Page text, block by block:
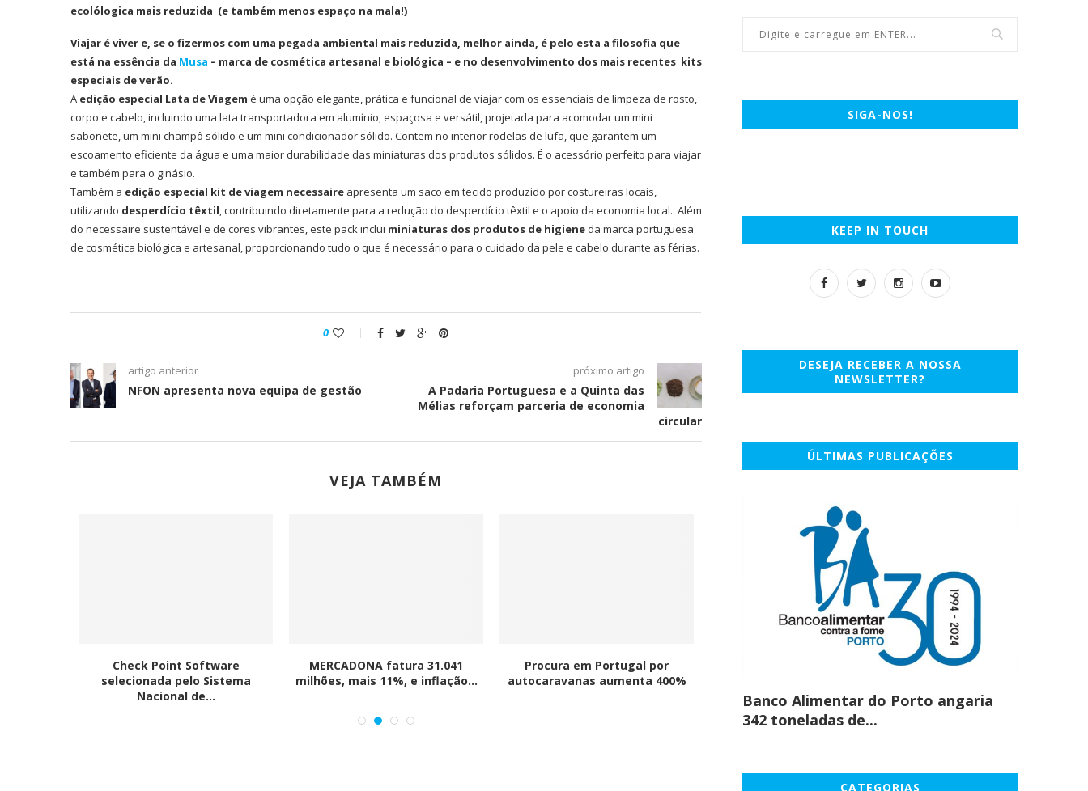
ecolólogica mais reduzida (e também menos espaço na mala!)
Viajar é viver e, se o fizermos com uma pegada ambiental mais reduzida, melhor ainda, é pelo esta a filosofia que
está na essência da Musa – marca de cosmética artesanal e biológica – e no desenvolvimento dos mais recentes kits
especiais de verão.
A edição especial Lata de Viagem é uma opção elegante, prática e funcional de viajar com os essenciais de limpeza de rosto,
corpo e cabelo, incluindo uma lata transportadora em alumínio, espaçosa e versátil, projetada para acomodar um mini
sabonete, um mini champô sólido e um mini condicionador sólido. Contem no interior rodelas de lufa, que garantem um
escoamento eficiente da água e uma maior durabilidade das miniaturas dos produtos sólidos. É o acessório perfeito para viajar
e também para o ginásio.
Também a edição especial kit de viagem necessaire apresenta um saco em tecido produzido por costureiras locais,
utilizando desperdício têxtil, contribuindo diretamente para a redução do desperdício têxtil e o apoio da economia local. Além
do necessaire sustentável e de cores vibrantes, este pack inclui miniaturas dos produtos de higiene da marca portuguesa
de cosmética biológica e artesanal, proporcionando tudo o que é necessário para o cuidado da pele e cabelo durante as férias.
0
artigo anterior
NFON apresenta nova equipa de gestão
próximo artigo
A Padaria Portuguesa e a Quinta das
Mélias reforçam parceria de economia
circular
VEJA TAMBÉM
Check Point Software
selecionada pelo Sistema
Nacional de...
MERCADONA fatura 31.041
milhões, mais 11%, e inflação...
Procura em Portugal por
autocaravanas aumenta 400%
Kia EV6 e Kia Niro vão disputar
Cerveja Sagres® lança
SIGA-NOS!
KEEP IN TOUCH
DESEJA RECEBER A NOSSA
NEWSLETTER?
ÚLTIMAS PUBLICAÇÕES
Ironhack junta-se à DIG-IN para
Banco Alimentar do Porto angaria
342 toneladas de...
CATEGORIAS